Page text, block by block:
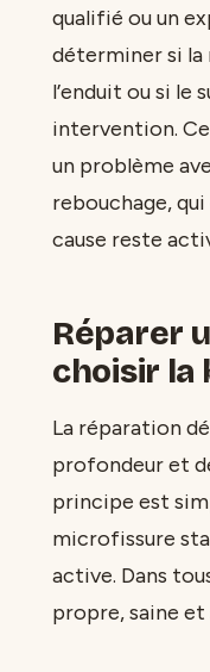
qualifié ou un
déterminer si
l’enduit ou si le
intervention.
un problème
rebouchage,
cause reste
Réparer
choisir la
La réparation
profondeur et
principe est
microfissure
active. Dans
propre, saine